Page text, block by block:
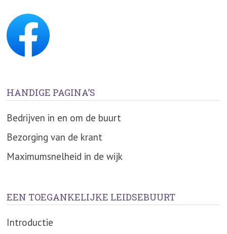
HANDIGE PAGINA’S
Bedrijven in en om de buurt
Bezorging van de krant
Maximumsnelheid in de wijk
EEN TOEGANKELIJKE LEIDSEBUURT
Introductie